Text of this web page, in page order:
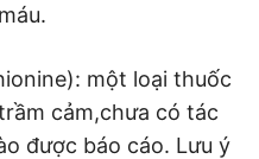
một loại thuốc
cảm,chưa có tác
được báo cáo. Lưu ý